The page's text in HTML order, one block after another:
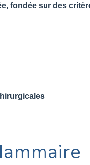
fondée sur des